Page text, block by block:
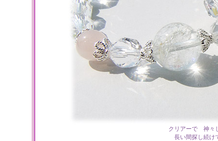
クリアーで 神々
長い間探し続